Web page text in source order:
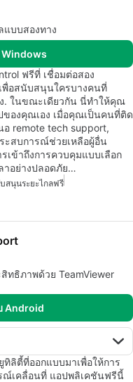
บบสองทาง
ฟรีที่ เชื่อมต่อสอง
พื่อสนับสนุนใครบางคนที่
ง. ในขณะเดียวกัน นี่ทำให้คุณ
ของคุณเอง เมื่อคุณเป็นคนที่ติด
อ remote tech support,
ะสบการณ์ช่วยเหลือผู้อื่น
เข้าถึงการควบคุมแบบเลือก
าอย่างปลอดภัย…
สนุนระยะไกลฟรี
ทธิภาพด้วย TeamViewer
Android
ทิลิตี้ที่ออกแบบมาเพื่อให้การ
ณ์เคลื่อนที่ แอปพลิเคชันฟรีนี้